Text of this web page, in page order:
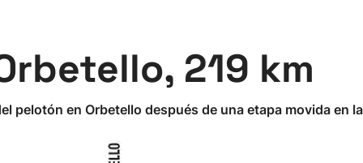
219 km
pelotón en Orbetello después de una etapa movida en